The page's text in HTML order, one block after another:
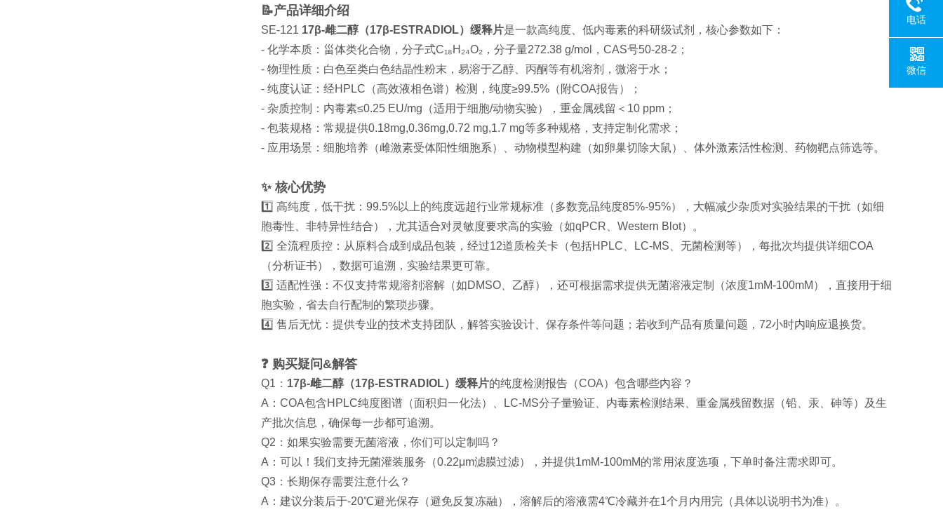
📝产品详细介绍
SE-121 17β-雌二醇（17β-ESTRADIOL）缓释片是一款高纯度、低内毒素的科研级试剂，核心参数如下：
- 化学本质：甾体类化合物，分子式C₁₈H₂₄O₂，分子量272.38 g/mol，CAS号50-28-2；
- 物理性质：白色至类白色结晶性粉末，易溶于乙醇、丙酮等有机溶剂，微溶于水；
- 纯度认证：经HPLC（高效液相色谱）检测，纯度≥99.5%（附COA报告）；
- 杂质控制：内毒素≤0.25 EU/mg（适用于细胞/动物实验），重金属残留＜10 ppm；
- 包装规格：常规提供0.18mg,0.36mg,0.72 mg,1.7 mg等多种规格，支持定制化需求；
- 应用场景：细胞培养（雌激素受体阳性细胞系）、动物模型构建（如卵巢切除大鼠）、体外激素活性检测、药物靶点筛选等。
✨ 核心优势
1️⃣ 高纯度，低干扰：99.5%以上的纯度远超行业常规标准（多数竞品纯度85%-95%），大幅减少杂质对实验结果的干扰（如细
胞毒性、非特异性结合），尤其适合对灵敏度要求高的实验（如qPCR、Western Blot）。
2️⃣ 全流程质控：从原料合成到成品包装，经过12道质检关卡（包括HPLC、LC-MS、无菌检测等），每批次均提供详细COA
（分析证书），数据可追溯，实验结果更可靠。
3️⃣ 适配性强：不仅支持常规溶剂溶解（如DMSO、乙醇），还可根据需求提供无菌溶液定制（浓度1mM-100mM），直接用于细
胞实验，省去自行配制的繁琐步骤。
4️⃣ 售后无忧：提供专业的技术支持团队，解答实验设计、保存条件等问题；若收到产品有质量问题，72小时内响应退换货。
❓ 购买疑问&解答
Q1： 17β-雌二醇（17β-ESTRADIOL）缓释片的纯度检测报告（COA）包含哪些内容？
A：COA包含HPLC纯度图谱（面积归一化法）、LC-MS分子量验证、内毒素检测结果、重金属残留数据（铅、汞、砷等）及生
产批次信息，确保每一步都可追溯。
Q2：如果实验需要无菌溶液，你们可以定制吗？
A：可以！我们支持无菌灌装服务（0.22μm滤膜过滤），并提供1mM-100mM的常用浓度选项，下单时备注需求即可。
Q3：长期保存需要注意什么？
A：建议分装后于-20℃避光保存（避免反复冻融），溶解后的溶液需4℃冷藏并在1个月内用完（具体以说明书为准）。
电话
微信